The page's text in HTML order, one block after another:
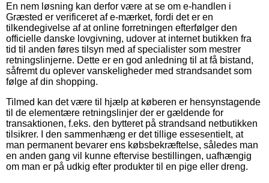
En nem løsning kan derfor være at se om e-handlen i
Græsted er verificeret af e-mærket, fordi det er en
tilkendegivelse af at online forretningen efterfølger den
officielle danske lovgivning, udover at internet butikken fra
tid til anden føres tilsyn med af specialister som mestrer
retningslinjerne. Dette er en god anledning til at få bistand,
såfremt du oplever vanskeligheder med strandsandet som
følge af din shopping.
Tilmed kan det være til hjælp at køberen er hensynstagende
til de elementære retningslinjer der er gældende for
transaktionen, f.eks. den bytteret på strandsand netbutikken
tilsikrer. I den sammenhæng er det tillige essesentielt, at
man permanent bevarer ens købsbekræftelse, således man
en anden gang vil kunne eftervise bestillingen, uafhængig
om man er på udkig efter produkter til en pige eller dreng.